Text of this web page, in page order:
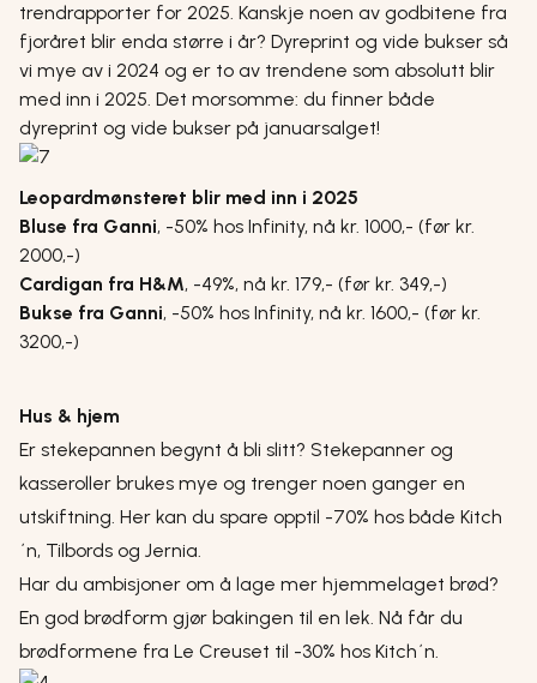
trendrapporter for 2025. Kanskje noen av godbitene fra
fjoråret blir enda større i år? Dyreprint og vide bukser så
vi mye av i 2024 og er to av trendene som absolutt blir
med inn i 2025. Det morsomme: du finner både
dyreprint og vide bukser på januarsalget!
Leopardmønsteret blir med inn i 2025
Bluse fra Ganni, -50% hos Infinity, nå kr. 1000,- (før kr.
2000,-)
Cardigan fra H&M, -49%, nå kr. 179,- (før kr. 349,-)
Bukse fra Ganni, -50% hos Infinity, nå kr. 1600,- (før kr.
3200,-)
Hus & hjem
Er stekepannen begynt å bli slitt? Stekepanner og
kasseroller brukes mye og trenger noen ganger en
utskiftning. Her kan du spare opptil -70% hos både Kitch
´n, Tilbords og Jernia.
Har du ambisjoner om å lage mer hjemmelaget brød?
En god brødform gjør bakingen til en lek. Nå får du
brødformene fra Le Creuset til -30% hos Kitch´n.